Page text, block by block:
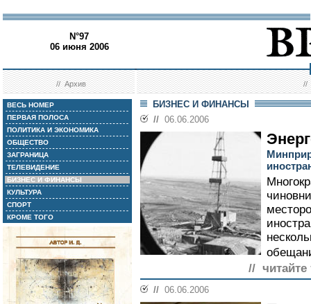
N°97
06 июня 2006
//Архив //
ВЕСЬ НОМЕР
ПЕРВАЯ ПОЛОСА
ПОЛИТИКА И ЭКОНОМИКА
ОБЩЕСТВО
ЗАГРАНИЦА
ТЕЛЕВИДЕНИЕ
БИЗНЕС И ФИНАНСЫ
КУЛЬТУРА
СПОРТ
КРОМЕ ТОГО
БИЗНЕС И ФИНАНСЫ
// 06.06.2006
// читайте
// 06.06.2006